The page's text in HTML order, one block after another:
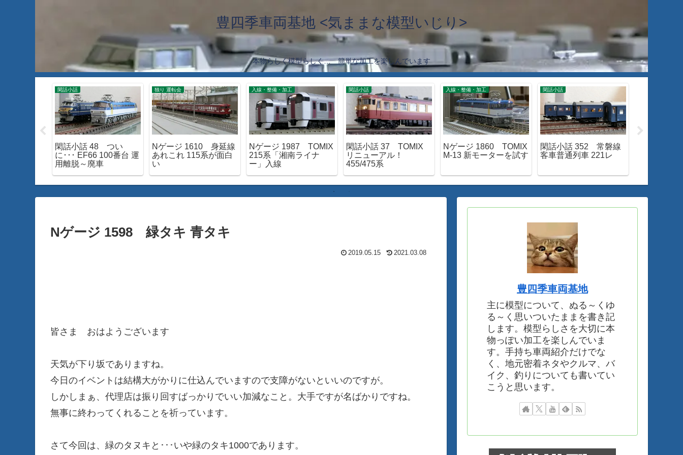
豊四季車両基地 <気ままな模型いじり>
本物らしく模型らしく… 簡単な加工を楽しんでいます
閑話小話
閑話小話 48 つい
に･･･ EF66 100番台 運
用離脱～廃車
独り 運転会
Nゲージ 1610 身延線
あれこれ 115系が面白
い
入線・整備・加工
Nゲージ 1987 TOMIX
215系「湘南ライナ
ー」入線
閑話小話
閑話小話 37 TOMIX
リニューアル！
455/475系
入線・整備・加工
Nゲージ 1860 TOMIX
M-13 新モーターを試す
閑話小話
閑話小話 352 常磐線
客車普通列車 221レ
Nゲージ 1598 緑タキ 青タキ
2019.05.15 2021.03.08
皆さま おはようございます
天気が下り坂でありますね。
今日のイベントは結構大がかりに仕込んでいますので支障がないといいのですが。
しかしまぁ、代理店は振り回すばっかりでいい加減なこと。大手ですが名ばかりですね。
無事に終わってくれることを祈っています。
さて今回は、緑のタヌキと･･･いや緑のタキ1000であります。
豊四季車両基地
主に模型について、ぬる～くゆ
る～く思いついたままを書き記
します。模型らしさを大切に本
物っぽい加工を楽しんでいま
す。手持ち車両紹介だけでな
く、地元密着ネタやクルマ、バ
イク、釣りについても書いてい
こうと思います。